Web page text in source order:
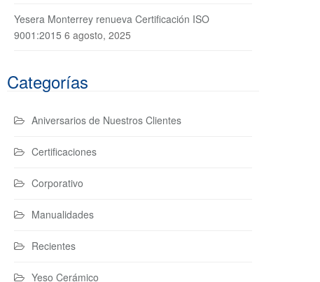
Yesera Monterrey renueva Certificación ISO
9001:2015 6 agosto, 2025
Categorías
Aniversarios de Nuestros Clientes
Certificaciones
Corporativo
Manualidades
Recientes
Yeso Cerámico